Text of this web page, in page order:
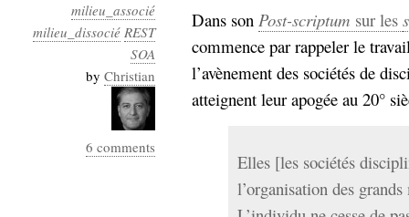
milieu_associé
milieu_dissocié REST
SOA
by Christian
6 comments
Dans son Post-scriptum sur les
commence par rappeler le
l’avènement des sociétés de
atteignent leur apogée au 20°
Elles [les sociétés
l’organisation des